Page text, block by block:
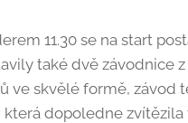
11.30 se na start
také dvě závodnice
ve skvělé formě, závod
dopoledne